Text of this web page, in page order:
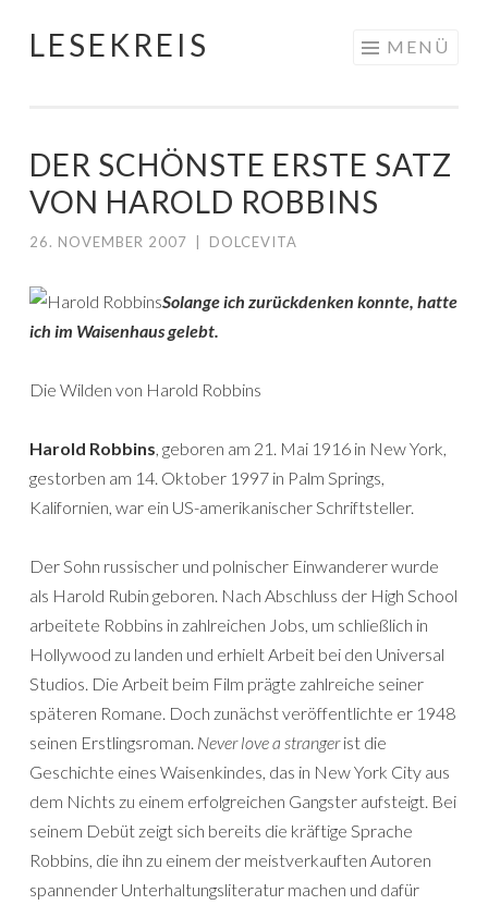
Springe
LESEKREIS MENÜ
DER SCHÖNSTE ERSTE SATZ
VON HAROLD ROBBINS
26. NOVEMBER 2007 DOLCEVITA
Solange ich zurückdenken konnte, hatte
ich im Waisenhaus gelebt.
Die Wilden von Harold Robbins
Harold Robbins, geboren am 21. Mai 1916 in New York,
gestorben am 14. Oktober 1997 in Palm Springs,
Kalifornien, war ein US-amerikanischer Schriftsteller.
Der Sohn russischer und polnischer Einwanderer wurde
als Harold Rubin geboren. Nach Abschluss der High School
arbeitete Robbins in zahlreichen Jobs, um schließlich in
Hollywood zu landen und erhielt Arbeit bei den Universal
Studios. Die Arbeit beim Film prägte zahlreiche seiner
späteren Romane. Doch zunächst veröffentlichte er 1948
seinen Erstlingsroman. Never love a strangerist die
Geschichte eines Waisenkindes, das in New York City aus
dem Nichts zu einem erfolgreichen Gangster aufsteigt. Bei
seinem Debüt zeigt sich bereits die kräftige Sprache
Robbins, die ihn zu einem der meistverkauften Autoren
spannender Unterhaltungsliteratur machen und dafür